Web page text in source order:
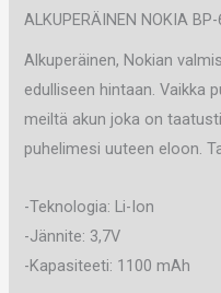
ALKUPERÄINEN NOKIA
Alkuperäinen, Nokian
edulliseen hintaan. Vaikka
meiltä akun joka on
puhelimesi uuteen eloon.
-Teknologia: Li-Ion
-Jännite: 3,7V
-Kapasiteeti: 1100 mAh